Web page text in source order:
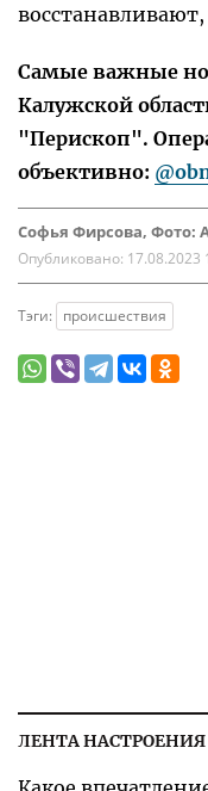
Самые важные
Калужской
"Перископ".
объективно:
Софья Фирсова, Фото:
Опубликовано: 17.08.2023
Тэги: происшествия
ЛЕНТА